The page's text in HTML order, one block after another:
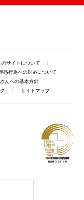
のサイトについて
惑行為への対応について
んへの基本方針
サイトマップ